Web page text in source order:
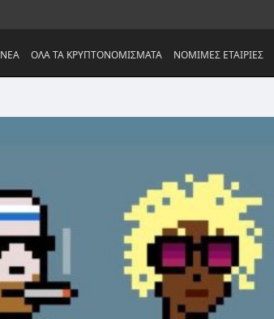
NEA ΟΛΑ ΤΑ ΚΡΥΠΤΟΝΟΜΙΣΜΑΤΑ ΝΟΜΙΜΕΣ ΕΤΑΙΡΙΕΣ